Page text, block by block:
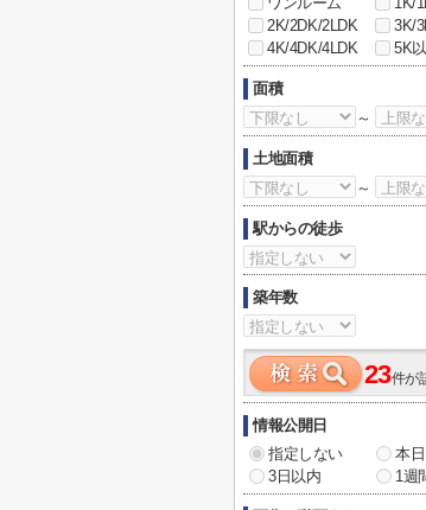
2K/2DK/2LDK
3K/
4K/4DK/4LDK
5K
面積
～
土地面積
～
駅からの徒歩
築年数
23件が
情報公開日
指定しない
本日
3日以内
1週